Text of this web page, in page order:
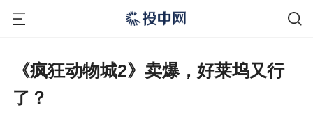
《疯狂动物城2》卖爆，好莱坞又行
了？